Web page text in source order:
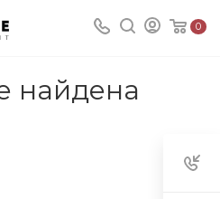
0
найдена